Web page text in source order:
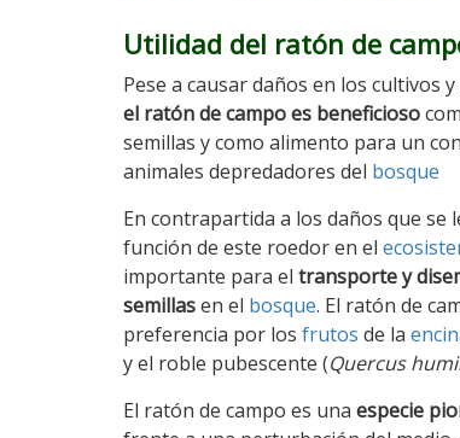
Utilidad del ratón de
Pese a causar daños en los cultivos
el ratón de campo es beneficioso
semillas y como alimento para un
animales depredadores del bosque
En contrapartida a los daños que se
función de este roedor en el
importante para el transporte y
semillasen el bosque. El ratón de
preferencia por los frutos de la
y el roble pubescente (Quercus
El ratón de campo es una especie